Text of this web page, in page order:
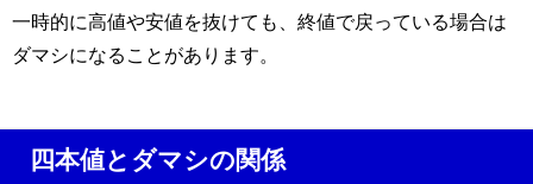
一時的に高値や安値を抜けても、終値で戻っている場合は
ダマシになることがあります。
四本値とダマシの関係